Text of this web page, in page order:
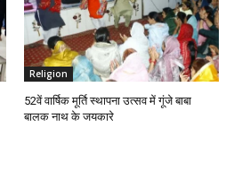
Religion
52वें वार्षिक मूर्ति स्थापना उत्सव में गूंजे बाबा
बालक नाथ के जयकारे